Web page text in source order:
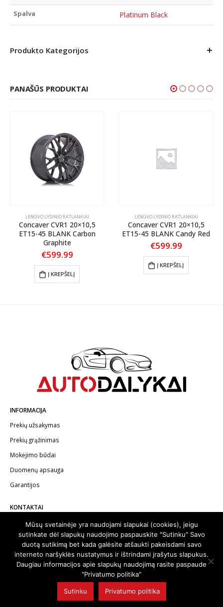
Spalva Platinum Black
Produkto Kategorijos
PANAŠŪS PRODUKTAI
LENGVO LYDINIO RATLANKIAI
Concaver CVR1 20×10,5
ET15-45 BLANK Carbon
Graphite
€599.99
Į KREPŠELĮ
LENGVO LYDINIO RATLANKIAI
Concaver CVR1 20×10,5
ET15-45 BLANK Candy Red
€599.99
Į KREPŠELĮ
INFORMACIJA
Prekių užsakymas
Prekių grąžinimas
Mokėjimo būdai
Duomenų apsauga
Garantijos
KONTAKTAI
Telefonas:+370 602 62622
El.paštas: info@autodalykai.lt
© 2024. Visos teisės saugomos | Svetainę sukūrė:svetainesideja.lt
Mūsų svetainėje yra naudojami slapukai (cookies), jeigu
sutinkate dėl slapukų naudojimo paspauskite "Sutinku" Savo
duotą sutikimą bet kada galėsite atšaukti pakeisdami savo
interneto naršyklės nustatymus ir ištrindami įrašytus slapukus.
Daugiau informacijos apie slapukų naudojimą rasite paspaude
"Privatumo politika"
Sutinku Privatumo politika